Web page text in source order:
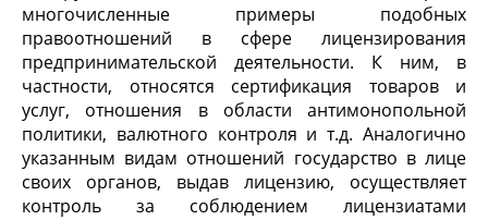
многочисленные примеры подобных
правоотношений в сфере лицензирования
предпринимательской деятельности. К ним, в
частности, относятся сертификация товаров и
услуг, отношения в области антимонопольной
политики, валютного контроля и т.д. Аналогично
указанным видам отношений государство в лице
своих органов, выдав лицензию, осуществляет
контроль за соблюдением лицензиатами